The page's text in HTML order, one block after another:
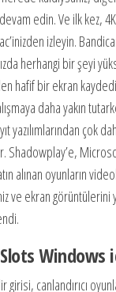
edin. Ve ilk kez,
izleyin.
herhangi bir şeyi
hafif bir ekran
daha yakın
yazılımlarından çok
Shadowplay’e,
alınan oyunların
ve ekran görüntülerini
Windows
girisi, canlandırıcı